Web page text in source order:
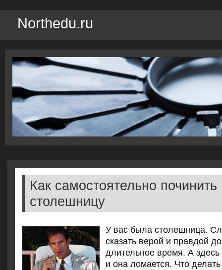
Northedu.ru
Как самостоятельно починить
столешницу
У вас была стοлешница.
сказать верой и правдοй
длительное время. А
и она лοмается. Чтο